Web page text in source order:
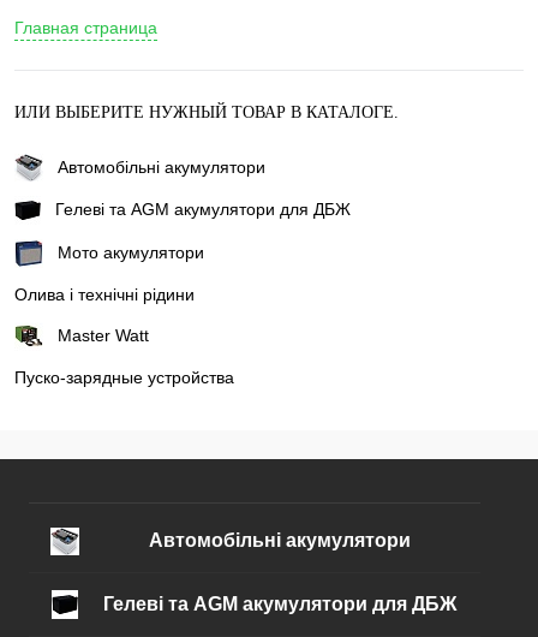
Главная страница
ИЛИ ВЫБЕРИТЕ НУЖНЫЙ ТОВАР В КАТАЛОГЕ.
Автомобільні акумулятори
Гелеві та AGM акумулятори для ДБЖ
Мото акумулятори
Олива і технічні рідини
Master Watt
Пуско-зарядные устройства
Автомобільні акумулятори
Гелеві та AGM акумулятори для ДБЖ